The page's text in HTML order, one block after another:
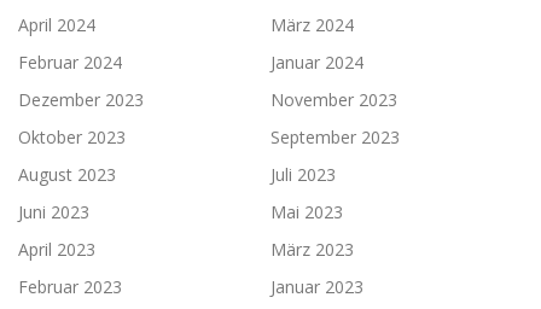
April 2024
März 2024
Februar 2024
Januar 2024
Dezember 2023
November 2023
Oktober 2023
September 2023
August 2023
Juli 2023
Juni 2023
Mai 2023
April 2023
März 2023
Februar 2023
Januar 2023